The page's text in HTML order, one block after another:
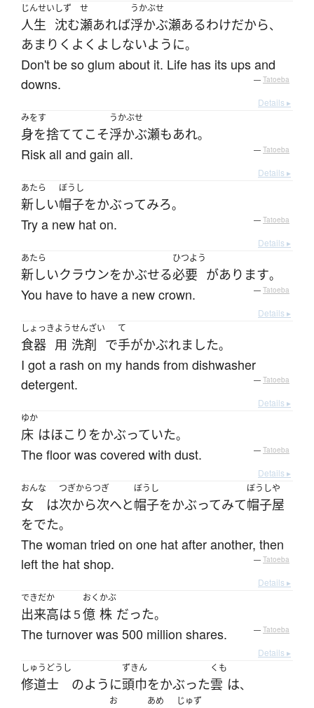
じんせい
人生
しず
沈む
せ
瀬あれば
うかぶせ
浮かぶ瀬あるわけだから、
あまり くよくよ しないように。
Don't be so glum about it. Life has its ups and
downs.
— Tatoeba
Details ▸
みをす
身を捨てて こそ
うかぶせ
浮かぶ瀬もあれ。
Risk all and gain all. — Tatoeba
Details ▸
あたら
新しい
ぼうし
帽子をかぶってみろ。
Try a new hat on. — Tatoeba
Details ▸
あたら
新しいクラウンをかぶせる
ひつよう
必要 があります。
You have to have a new crown. — Tatoeba
Details ▸
しょっき
食器
よう
用
せんざい
洗剤 で
て
手がかぶれました。
I got a rash on my hands from dishwasher
detergent.
— Tatoeba
Details ▸
ゆか
床 はほこり をかぶっていた。
The floor was covered with dust. — Tatoeba
Details ▸
おんな
女 は
つぎからつぎ
次から次へと
ぼうし
帽子をかぶってみて
ぼうしや
帽子屋
をでた。
The woman tried on one hat after another, then
left the hat shop.
— Tatoeba
Details ▸
できだか
出来高は５
おく
億
かぶ
株 だった。
The turnover was 500 million shares. — Tatoeba
Details ▸
しゅうどうし
修道士 のように
ずきん
頭巾をかぶった
くも
雲 は、
お あめ じゅず